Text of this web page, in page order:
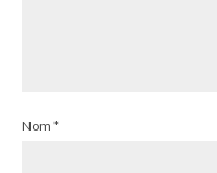
Nom *